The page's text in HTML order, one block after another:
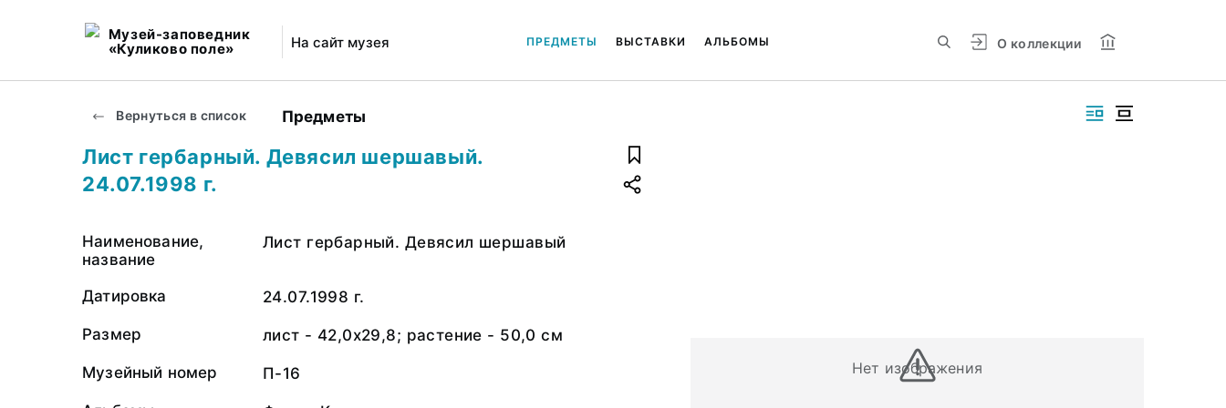
Музей-заповедник
«Куликово поле»
На сайт музея О коллекции
ПРЕДМЕТЫ ВЫСТАВКИ АЛЬБОМЫ
Вернуться в список Предметы
Нет изображения
Лист гербарный. Девясил шершавый.
24.07.1998 г.
Наименование,
название
Лист гербарный. Девясил шершавый
Датировка 24.07.1998 г.
Размер лист - 42,0х29,8; растение - 50,0 см
Музейный номер П-16